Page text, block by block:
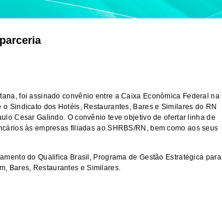
foi assinado convênio entre a Caixa Econômica Federal na
Sindicato dos Hotéis, Restaurantes, Bares e Similares do RN
Cesar Galindo. O convênio teve objetivo de ofertar linha de
às empresas filiadas ao SHRBS/RN, bem como aos seus
do Qualifica Brasil, Programa de Gestão Estratégica para
Bares, Restaurantes e Similares.